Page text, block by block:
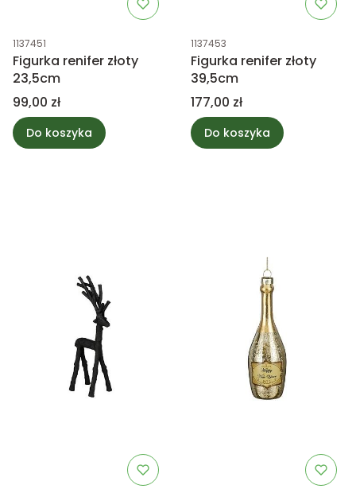
Kod produktu
1137451
Figurka renifer złoty
23,5cm
Cena
99,00 zł
Do koszyka
Kod produktu
1137453
Figurka renifer złoty
39,5cm
Cena
177,00 zł
Do koszyka